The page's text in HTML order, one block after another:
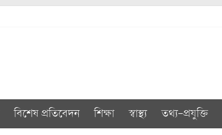
বিশেষ প্রতিবেদন শিক্ষা স্বাস্থ্য তথ্য-প্রযুক্তি